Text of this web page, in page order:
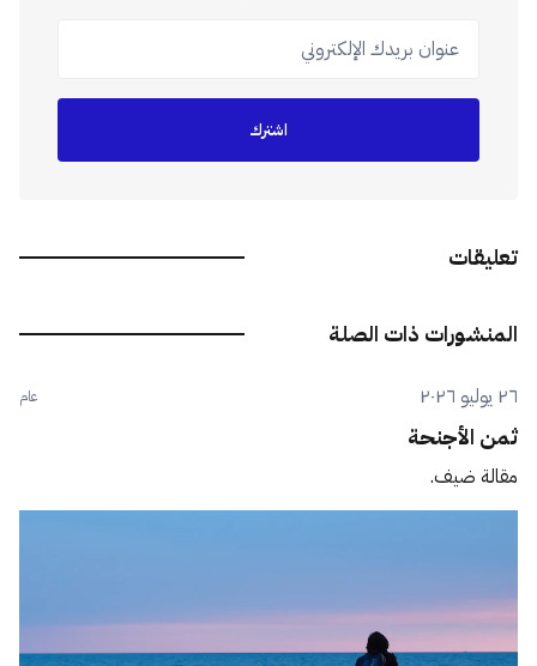
عنوان بريدك الإلكتروني
اشترك
تعليقات
المنشورات ذات الصلة
٢٦ يوليو ٢٠٢٦ عام
ثمن الأجنحة
مقالة ضيف.